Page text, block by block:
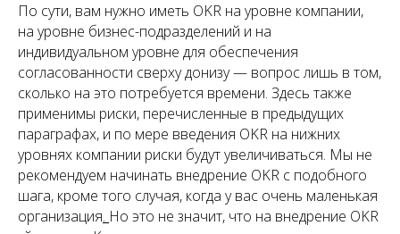
По сути, вам нужно иметь OKR на уровне компании,
на уровне бизнес-подразделений и на
индивидуальном уровне для обеспечения
согласованности сверху донизу — вопрос лишь в том,
сколько на это потребуется времени. Здесь также
применимы риски, перечисленные в предыдущих
параграфах, и по мере введения OKR на нижних
уровнях компании риски будут увеличиваться. Мы не
рекомендуем начинать внедрение OKR с подобного
шага, кроме того случая, когда у вас очень маленькая
организация. Но это не значит, что на внедрение OKR